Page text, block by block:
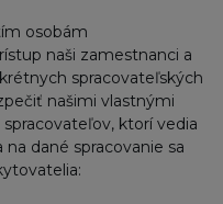
osobám
naši zamestnanci a
spracovateľských
našimi vlastnými
ktorí vedia
dané spracovanie sa